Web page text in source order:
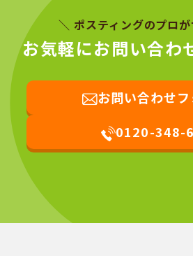
＼ ポスティングのプロ
お気軽にお問い合わ
お問い合わせ
0120-348-